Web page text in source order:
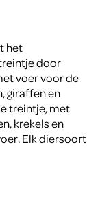
het
door
voer voor de
giraffen en
treintje, met
krekels en
Elk diersoort